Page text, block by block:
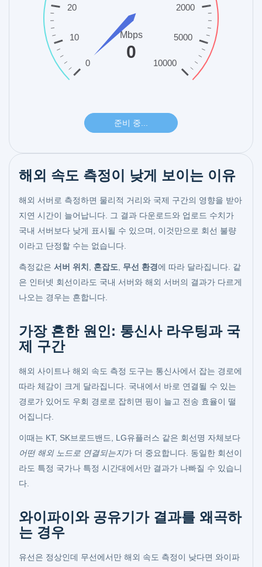
해외 속도 측정이 낮게 보이는 이유
해외 서버로 측정하면 물리적 거리와 국제 구간의 영향을 받아
지연 시간이 늘어납니다. 그 결과 다운로드와 업로드 수치가
국내 서버보다 낮게 표시될 수 있으며, 이것만으로 회선 불량
이라고 단정할 수는 없습니다.
측정값은 서버 위치 혼잡도 무선 환경에 따라 달라집니다. 같
은 인터넷 회선이라도 국내 서버와 해외 서버의 결과가 다르게
나오는 경우는 흔합니다.
가장 흔한 원인: 통신사 라우팅과 국
제 구간
해외 사이트나 해외 속도 측정 도구는 통신사에서 잡는 경로에
따라 체감이 크게 달라집니다. 국내에서 바로 연결될 수 있는
경로가 있어도 우회 경로로 잡히면 핑이 늘고 전송 효율이 떨
어집니다.
이때는 KT, SK브로드밴드, LG유플러스 같은 회선명 자체보다
어떤 해외 노드로 연결되는지가 더 중요합니다. 동일한 회선이
라도 특정 국가나 특정 시간대에서만 결과가 나빠질 수 있습니
다.
와이파이와 공유기가 결과를 왜곡하
는 경우
유선은 정상인데 무선에서만 해외 속도 측정이 낮다면 와이파